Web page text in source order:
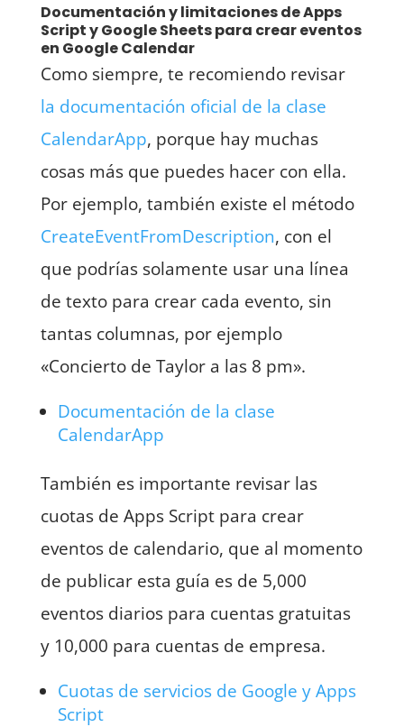
Documentación y limitaciones de Apps
Script y Google Sheets para crear eventos
en Google Calendar
Como siempre, te recomiendo revisar
la documentación oficial de la clase
CalendarApp, porque hay muchas
cosas más que puedes hacer con ella.
Por ejemplo, también existe el método
CreateEventFromDescription, con el
que podrías solamente usar una línea
de texto para crear cada evento, sin
tantas columnas, por ejemplo
«Concierto de Taylor a las 8 pm».
Documentación de la clase
CalendarApp
También es importante revisar las
cuotas de Apps Script para crear
eventos de calendario, que al momento
de publicar esta guía es de 5,000
eventos diarios para cuentas gratuitas
y 10,000 para cuentas de empresa.
Cuotas de servicios de Google y Apps
Script